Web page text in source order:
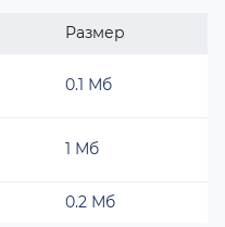
Размер
0.1 Мб
1 Мб
0.2 Мб